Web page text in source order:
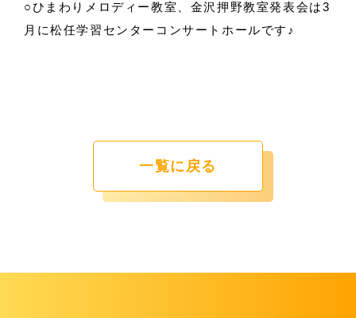
○ひまわりメロディー教室、金沢押野教室発表会は3
月に松任学習センターコンサートホールです♪
一覧に戻る